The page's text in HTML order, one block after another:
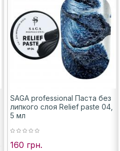
SAGA professional Паста без
липкого слоя Relief paste 04,
5 мл
160 грн.